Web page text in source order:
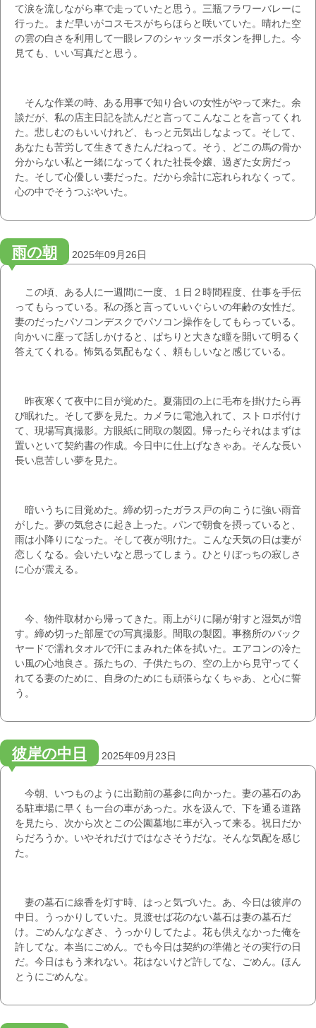
て涙を流しながら車で走っていたと思う。三瓶フラワーバレーに
行った。まだ早いがコスモスがちらほらと咲いていた。晴れた空
の雲の白さを利用して一眼レフのシャッターボタンを押した。今
見ても、いい写真だと思う。
そんな作業の時、ある用事で知り合いの女性がやって来た。余
談だが、私の店主日記を読んだと言ってこんなことを言ってくれ
た。悲しむのもいいけれど、もっと元気出しなよって。そして、
あなたも苦労して生きてきたんだねって。そう、どこの馬の骨か
分からない私と一緒になってくれた社長令嬢、過ぎた女房だっ
た。そして心優しい妻だった。だから余計に忘れられなくって。
心の中でそうつぶやいた。
雨の朝 2025年09月26日
この頃、ある人に一週間に一度、１日２時間程度、仕事を手伝
ってもらっている。私の孫と言っていいぐらいの年齢の女性だ。
妻のだったパソコンデスクでパソコン操作をしてもらっている。
向かいに座って話しかけると、ぱちりと大きな瞳を開いて明るく
答えてくれる。怖気る気配もなく、頼もしいなと感じている。
昨夜寒くて夜中に目が覚めた。夏蒲団の上に毛布を掛けたら再
び眠れた。そして夢を見た。カメラに電池入れて、ストロボ付け
て、現場写真撮影。方眼紙に間取の製図。帰ったらそれはまずは
置いといて契約書の作成。今日中に仕上げなきゃあ。そんな長い
長い息苦しい夢を見た。
暗いうちに目覚めた。締め切ったガラス戸の向こうに強い雨音
がした。夢の気怠さに起き上った。パンで朝食を摂っていると、
雨は小降りになった。そして夜が明けた。こんな天気の日は妻が
恋しくなる。会いたいなと思ってしまう。ひとりぼっちの寂しさ
に心が震える。
今、物件取材から帰ってきた。雨上がりに陽が射すと湿気が増
す。締め切った部屋での写真撮影。間取の製図。事務所のバック
ヤードで濡れタオルで汗にまみれた体を拭いた。エアコンの冷た
い風の心地良さ。孫たちの、子供たちの、空の上から見守ってく
れてる妻のために、自身のためにも頑張らなくちゃあ、と心に誓
う。
彼岸の中日 2025年09月23日
今朝、いつものように出勤前の墓参に向かった。妻の墓石のあ
る駐車場に早くも一台の車があった。水を汲んで、下を通る道路
を見たら、次から次とこの公園墓地に車が入って来る。祝日だか
らだろうか。いやそれだけではなさそうだな。そんな気配を感じ
た。
妻の墓石に線香を灯す時、はっと気づいた。あ、今日は彼岸の
中日。うっかりしていた。見渡せば花のない墓石は妻の墓石だ
け。ごめんななぎさ、うっかりしてたよ。花も供えなかった俺を
許してな。本当にごめん。でも今日は契約の準備とその実行の日
だ。今日はもう来れない。花はないけど許してな、ごめん。ほん
とうにごめんな。